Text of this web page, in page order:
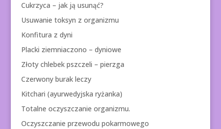
Cukrzyca – jak ją usunąć?
Usuwanie toksyn z organizmu
Konfitura z dyni
Placki ziemniaczono – dyniowe
Złoty chlebek pszczeli – pierzga
Czerwony burak leczy
Kitchari (ayurwedyjska ryżanka)
Totalne oczyszczanie organizmu.
Oczyszczanie przewodu pokarmowego